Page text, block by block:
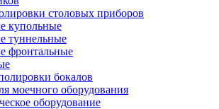
столовых приборов
купольные
туннельные
фронтальные
бокалов
моечного оборудования
оборудование